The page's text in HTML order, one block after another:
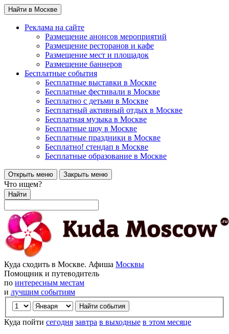
Найти в Москве
Реклама на сайте
Размещение анонсов мероприятий
Размещение ресторанов и кафе
Размещение мест и площадок
Размещение баннеров
Бесплатные события
Бесплатные выставки в Москве
Бесплатные фестивали в Москве
Бесплатно с детьми в Москве
Бесплатный активный отдых в Москве
Бесплатная музыка в Москве
Бесплатные шоу в Москве
Бесплатные праздники в Москве
Бесплатно! стендап в Москве
Бесплатные образование в Москве
Открыть меню Закрыть меню
Что ищем?
Найти
Куда сходить в Москве. Афиша Москвы
Помощник и путеводитель
по интересным местам
и лучшим событиям
Куда пойти сегодня завтра в выходные в этом месяце